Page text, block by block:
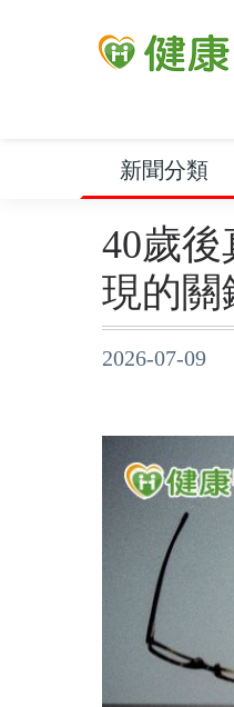
新聞分類
40歲
現的關
2026-07-09